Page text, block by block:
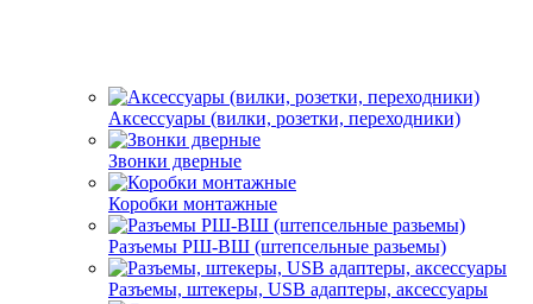
Аксессуары (вилки, розетки, переходники)
Звонки дверные
Коробки монтажные
Разъемы РШ-ВШ (штепсельные разьемы)
Разъемы, штекеры, USB адаптеры, аксессуары